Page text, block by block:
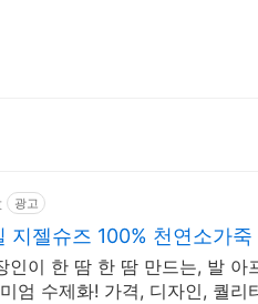
광고
지젤슈즈 100% 천연소가죽
인이 한 땀 한 땀 만드는, 발 아
엄 수제화! 가격, 디자인, 퀄리